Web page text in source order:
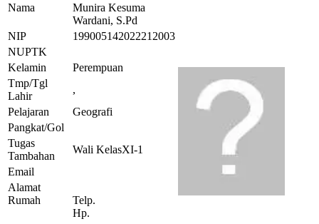
Nama
Munira Kesuma
Wardani, S.Pd
NIP
199005142022212003
NUPTK
Kelamin
Perempuan
Tmp/Tgl
Lahir
,
Pelajaran
Geografi
Pangkat/Gol
Tugas
Tambahan
Wali KelasXI-1
Email
Alamat
Rumah
Telp.
Hp.